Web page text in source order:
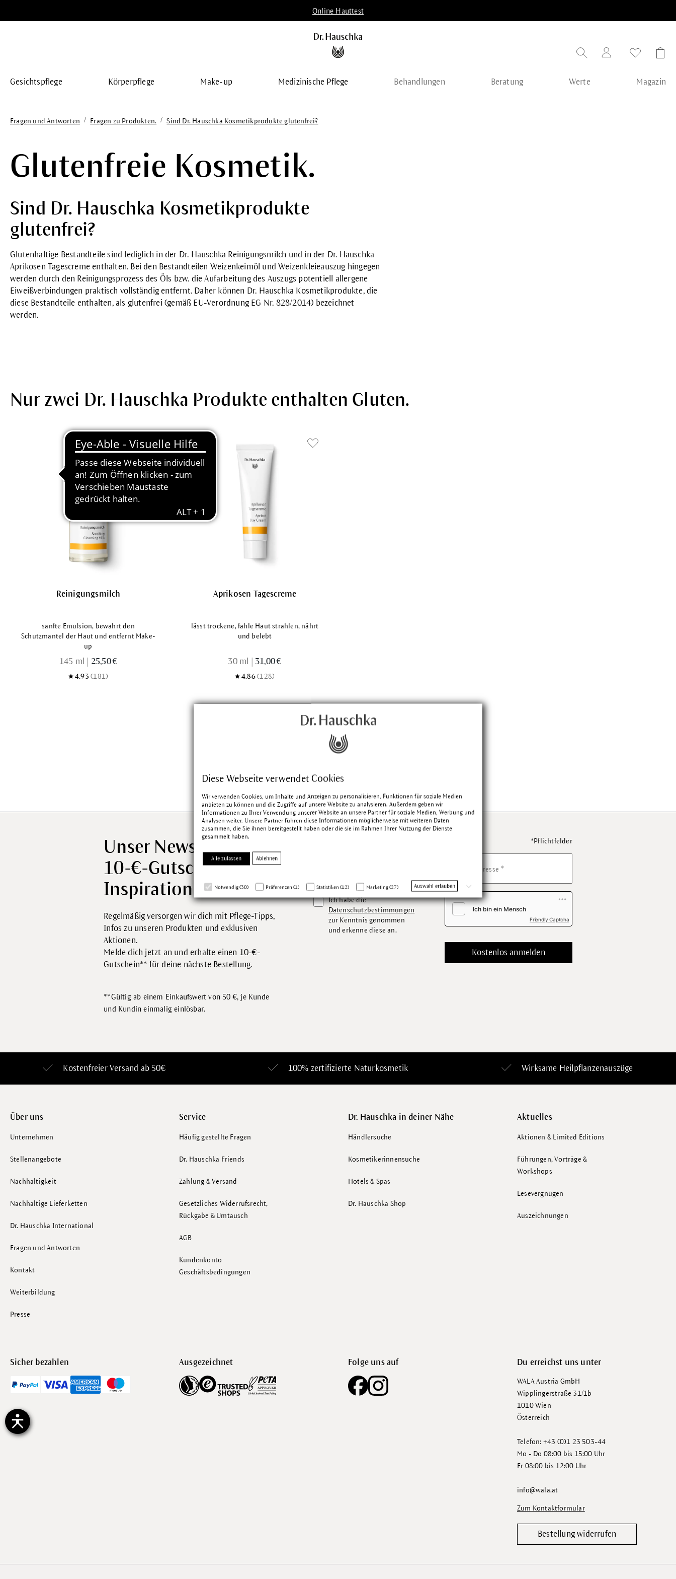
Diese Webseite verwendet Cookies
Wir verwenden Cookies, um Inhalte und Anzeigen zu personalisieren, Funktionen für soziale Medien
anbieten zu können und die Zugriffe auf unsere Website zu analysieren. Außerdem geben wir
Informationen zu Ihrer Verwendung unserer Website an unsere Partner für soziale Medien, Werbung und
Analysen weiter. Unsere Partner führen diese Informationen möglicherweise mit weiteren Daten
zusammen, die Sie ihnen bereitgestellt haben oder die sie im Rahmen Ihrer Nutzung der Dienste
gesammelt haben.
Alle zulassen Ablehnen
Notwendig (30) Präferenzen (1) Statistiken (12) Marketing (27) Auswahl erlauben
Online Hauttest
Gesichtspflege Körperpflege Make-up Medizinische Pflege Behandlungen Beratung Werte Magazin
Fragen und Antworten / Fragen zu Produkten. / Sind Dr. Hauschka Kosmetikprodukte glutenfrei?
Glutenfreie Kosmetik.
Sind Dr. Hauschka Kosmetikprodukte
glutenfrei?
Glutenhaltige Bestandteile sind lediglich in der Dr. Hauschka Reinigungsmilch und in der Dr. Hauschka
Aprikosen Tagescreme enthalten. Bei den Bestandteilen Weizenkeimöl und Weizenkleieauszug hingegen
werden durch den Reinigungsprozess des Öls bzw. die Aufarbeitung des Auszugs potentiell allergene
Eiweißverbindungen praktisch vollständig entfernt. Daher können Dr. Hauschka Kosmetikprodukte, die
diese Bestandteile enthalten, als glutenfrei (gemäß EU-Verordnung EG Nr. 828/2014) bezeichnet
werden.
Nur zwei Dr. Hauschka Produkte enthalten Gluten.
Reinigungsmilch
sanfte Emulsion, bewahrt den
Schutzmantel der Haut und entfernt Make-
up
145 ml 25,50 €
4.93 (181)
Aprikosen Tagescreme
lässt trockene, fahle Haut strahlen, nährt
und belebt
30 ml 31,00 €
4.86 (128)
Unser Newsletter:
10-€-Gutschein und
Inspiration für dich.
Regelmäßig versorgen wir dich mit Pflege-Tipps,
Infos zu unseren Produkten und exklusiven
Aktionen.
Melde dich jetzt an und erhalte einen 10-€-
Gutschein** für deine nächste Bestellung.
**Gültig ab einem Einkaufswert von 50 €, je Kunde
und Kundin einmalig einlösbar.
*Pflichtfelder
E-Mail Adresse *
Ich habe die
Datenschutzbestimmungen
zur Kenntnis genommen
und erkenne diese an.
Friendly Captcha
Kostenfreier Versand ab 50€ 100% zertifizierte Naturkosmetik Wirksame Heilpflanzenauszüge
Über uns
Unternehmen
Stellenangebote
Nachhaltigkeit
Nachhaltige Lieferketten
Dr. Hauschka International
Fragen und Antworten
Kontakt
Weiterbildung
Presse
Service
Häufig gestellte Fragen
Dr. Hauschka Friends
Zahlung & Versand
Gesetzliches Widerrufsrecht,
Rückgabe & Umtausch
AGB
Kundenkonto
Geschäftsbedingungen
Dr. Hauschka in deiner Nähe
Händlersuche
Kosmetikerinnensuche
Hotels & Spas
Dr. Hauschka Shop
Aktuelles
Aktionen & Limited Editions
Führungen, Vorträge &
Workshops
Lesevergnügen
Auszeichnungen
Sicher bezahlen Ausgezeichnet Folge uns auf Du erreichst uns unter
WALA Austria GmbH
Wipplingerstraße 31/1b
1010 Wien
Österreich
Telefon: +43 (0)1 23 503-44
Mo - Do 08:00 bis 15:00 Uhr
Fr 08:00 bis 12:00 Uhr
info@wala.at
Zum Kontaktformular
Bestellung widerrufen